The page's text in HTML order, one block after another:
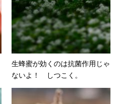
生蜂蜜が効くのは抗菌作用じゃ
ないよ！ しつこく。